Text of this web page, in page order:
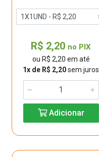
R$ 2,20 no PIX
ou R$ 2,20 em até
1x de R$ 2,20sem juros
Adicionar